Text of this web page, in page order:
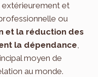
extérieurement et
ou
et la réduction des
la dépendance,
moyen de
au monde.